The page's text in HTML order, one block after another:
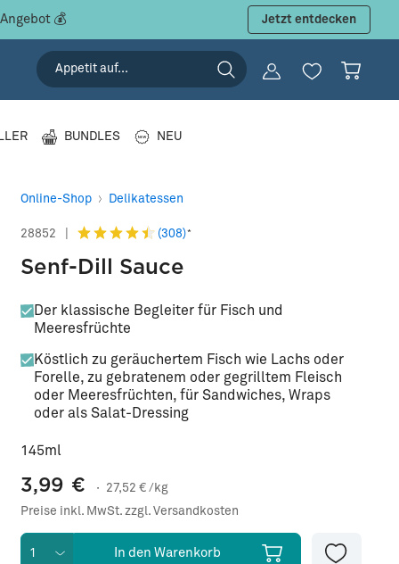
💰 Jetzt entdecken
BUNDLES NEU
Online-Shop Delikatessen
28852 (308)*
Senf-Dill Sauce
Der klassische Begleiter für Fisch und
Meeresfrüchte
Köstlich zu geräuchertem Fisch wie Lachs oder
Forelle, zu gebratenem oder gegrilltem Fleisch
oder Meeresfrüchten, für Sandwiches, Wraps
oder als Salat-Dressing
145ml
3,99 € · 27,52 € /kg
Preise inkl. MwSt. zzgl. Versandkosten
In den Warenkorb